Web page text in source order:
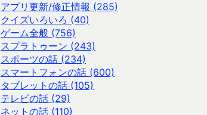
アプリ更新/修正情報 (285)
クイズいろいろ (40)
ゲーム全般 (756)
スプラトゥーン (243)
スポーツの話 (234)
スマートフォンの話 (600)
タブレットの話 (105)
テレビの話 (29)
ネットの話 (110)